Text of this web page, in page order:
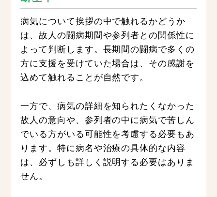
病気について挨拶の中で触れるかどうか
は、故人の闘病期間や参列者との関係性に
よって判断します。長期間の闘病で多くの
方に支援を受けていた場合は、その感謝を
込めて触れることが自然です。
一方で、病気の詳細を知られたくなかった
故人の意向や、参列者の中に病気で苦しん
でいる方がいる可能性を考慮する必要もあ
ります。特に病名や治療の具体的な内容
は、必ずしも詳しく説明する必要はありま
せん。